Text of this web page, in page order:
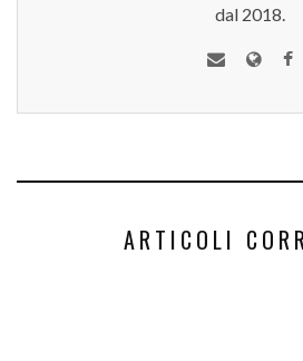
dal 2018.
ARTICOLI